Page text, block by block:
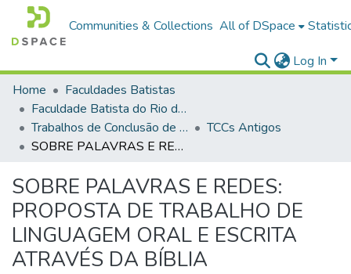
Communities & Collections All of DSpace
Log In
Home
Faculdades Batistas
Faculdade Batista do Rio de Janeiro (FABAT-RJ)
Trabalhos de Conclusão de Curso (TCC)
TCCs Antigos
SOBRE PALAVRAS E REDES: PROPOSTA DE TRABALHO DE LINGUAGEM ORAL E ESCRITA ATRAVÉS DA BÍBLIA
SOBRE PALAVRAS E REDES:
PROPOSTA DE TRABALHO DE
LINGUAGEM ORAL E ESCRITA
ATRAVÉS DA BÍBLIA